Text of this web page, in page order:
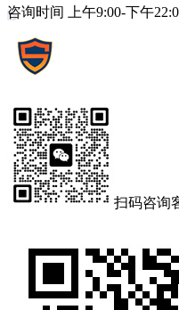
咨询时间 上午9:00-下午
扫码咨询